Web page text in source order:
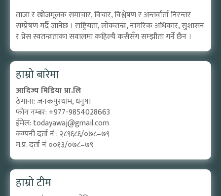
ताजा र खोजमूलक समाचार, विचार, विश्लेषण र अन्तर्वार्ता निरन्तर
सम्प्रेषण गर्दै जानेछ । राष्ट्रियता, लोकतन्त्र, नागरिक अधिकार, सुशासन
र प्रेस स्वतन्त्रताका सवालमा कहिल्यै कसैसँग सम्झौता गर्ने छैन ।
हाम्रो बारेमा
आदिज्य मिडिया प्रा.लि
ठेगाना: जनकपुरधाम, धनुषा
फोन नम्बर: +977-9854028663
ईमेल: todayawaj@gmail.com
कम्पनी दर्ता नं : २८९६८६/०७८–७९
म.प्र. दर्ता नं ००१३/०७८–७९
हाम्रो टीम